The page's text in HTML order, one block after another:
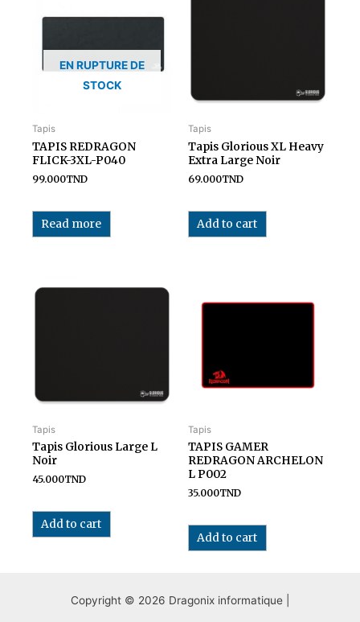
EN RUPTURE DE
STOCK
Tapis
TAPIS REDRAGON
FLICK-3XL-P040
99.000TND
Read more
Tapis
Tapis Glorious XL Heavy
Extra Large Noir
69.000TND
Add to cart
Tapis
Tapis Glorious Large L
Noir
45.000TND
Add to cart
Tapis
TAPIS GAMER
REDRAGON ARCHELON
L P002
35.000TND
Add to cart
Copyright © 2026 Dragonix informatique |